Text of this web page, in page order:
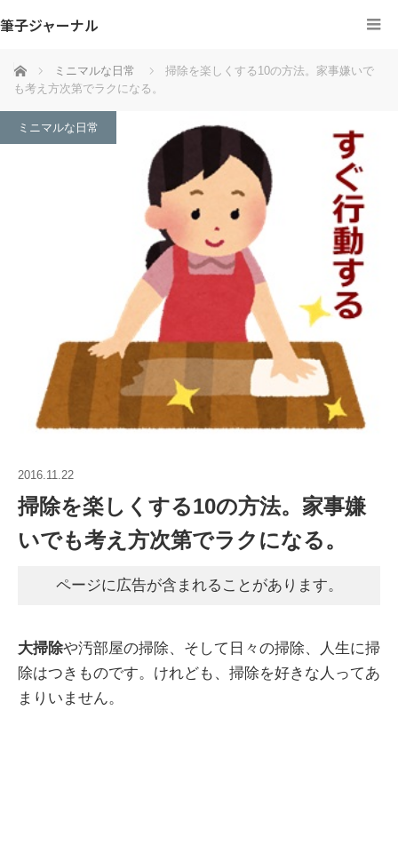
筆子ジャーナル
ホーム ミニマルな日常
掃除を楽しくする10の方法。家事嫌いで
も考え方次第でラクになる。
ミニマルな日常
2016.11.22
掃除を楽しくする10の方法。家事嫌
いでも考え方次第でラクになる。
ページに広告が含まれることがあります。
大掃除や汚部屋の掃除、そして日々の掃除、人生に掃
除はつきものです。けれども、掃除を好きな人ってあ
まりいません。